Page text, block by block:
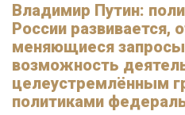
Владимир Путин:
России развивается,
меняющиеся
возможность
целеустремлённым
политиками